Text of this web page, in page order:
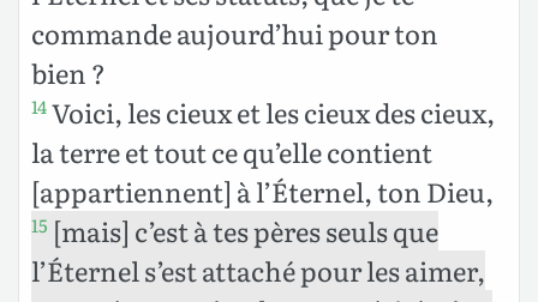
commande aujourd’hui pour ton
bien ?
14Voici, les cieux et les cieux des cieux,
la terre et tout ce qu’elle contient
[appartiennent] à l’Éternel, ton Dieu,
15 [mais] c’est à tes pères seuls que
l’Éternel s’est attaché pour les aimer,